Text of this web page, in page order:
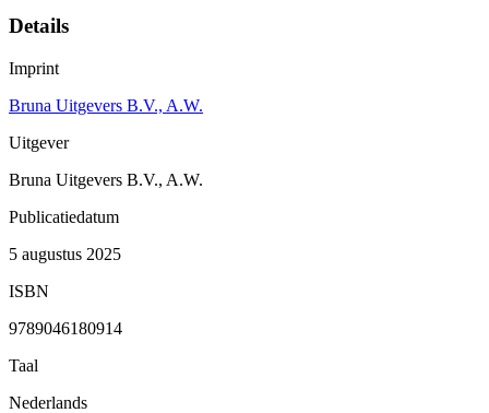
Details
Imprint
Bruna Uitgevers B.V., A.W.
Uitgever
Bruna Uitgevers B.V., A.W.
Publicatiedatum
5 augustus 2025
ISBN
9789046180914
Taal
Nederlands